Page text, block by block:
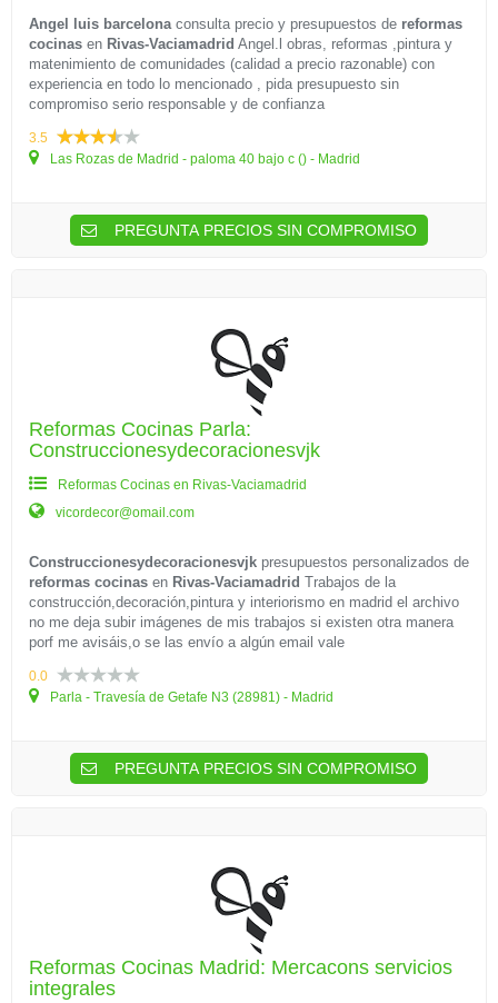
Angel luis barcelonaconsulta precio y presupuestos de reformas
cocinas en Rivas-Vaciamadrid Angel.l obras, reformas ,pintura y
matenimiento de comunidades (calidad a precio razonable) con
experiencia en todo lo mencionado , pida presupuesto sin
compromiso serio responsable y de confianza
3.5
Las Rozas de Madrid - paloma 40 bajo c () - Madrid
PREGUNTA PRECIOS SIN COMPROMISO
Reformas Cocinas Parla:
Construccionesydecoracionesvjk
Reformas Cocinas en Rivas-Vaciamadrid
vicordecor@omail.com
Construccionesydecoracionesvjk presupuestos personalizados de
reformas cocinas en Rivas-Vaciamadrid Trabajos de la
construcción,decoración,pintura y interiorismo en madrid el archivo
no me deja subir imágenes de mis trabajos si existen otra manera
porf me avisáis,o se las envío a algún email vale
0.0
Parla - Travesía de Getafe N3 (28981) - Madrid
PREGUNTA PRECIOS SIN COMPROMISO
Reformas Cocinas Madrid: Mercacons servicios
integrales